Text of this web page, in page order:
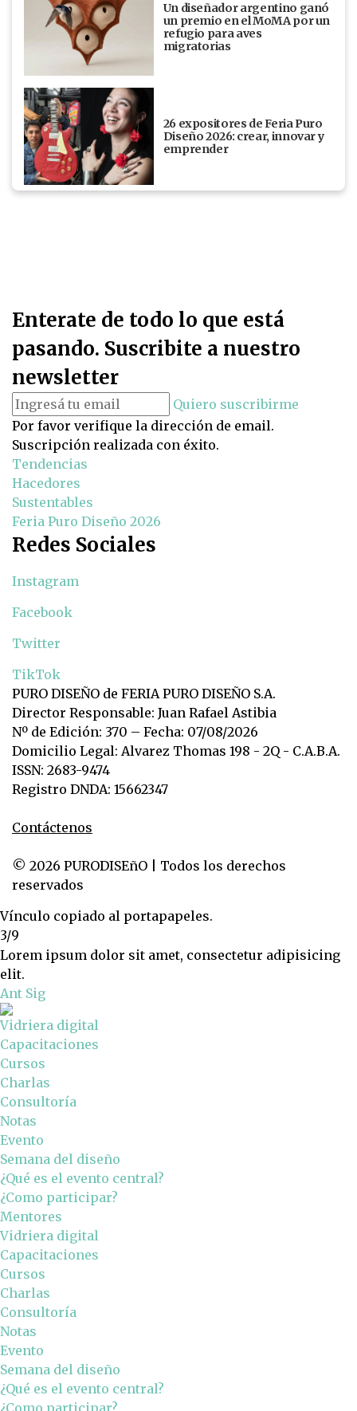
Un diseñador argentino ganó
un premio en el MoMA por un
refugio para aves
migratorias
26 expositores de Feria Puro
Diseño 2026: crear, innovar y
emprender
Enterate de todo lo que está
pasando. Suscribite a nuestro
newsletter
Quiero suscribirme
Por favor verifique la dirección de email.
Suscripción realizada con éxito.
Tendencias
Hacedores
Sustentables
Feria Puro Diseño 2026
Redes Sociales
Instagram
Facebook
Twitter
TikTok
PURO DISEÑO de FERIA PURO DISEÑO S.A.
Director Responsable: Juan Rafael Astibia
Nº de Edición: 370 – Fecha: 07/08/2026
Domicilio Legal: Alvarez Thomas 198 - 2Q - C.A.B.A.
ISSN: 2683-9474
Registro DNDA: 15662347
Contáctenos
© 2026 PURODISEñO | Todos los derechos
reservados
Vínculo copiado al portapapeles.
3/9
Lorem ipsum dolor sit amet, consectetur adipisicing
elit.
Ant Sig
Vidriera digital
Capacitaciones
Cursos
Charlas
Consultoría
Notas
Evento
Semana del diseño
¿Qué es el evento central?
¿Como participar?
Mentores
Vidriera digital
Capacitaciones
Cursos
Charlas
Consultoría
Notas
Evento
Semana del diseño
¿Qué es el evento central?